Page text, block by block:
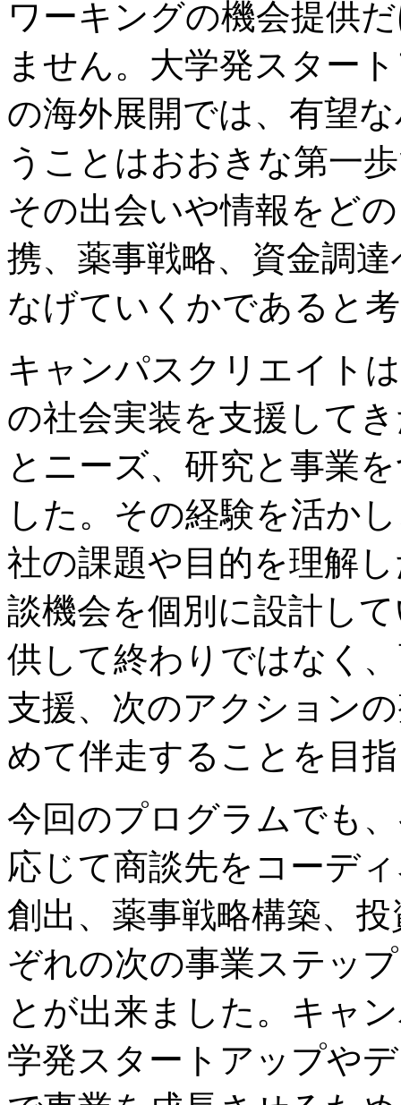
ワーキングの機会提供
ません。大学発スター
の海外展開では、有望
うことはおおきな第一
その出会いや情報をど
携、薬事戦略、資金調
なげていくかであると
キャンパスクリエイト
の社会実装を支援して
とニーズ、研究と事業
した。その経験を活か
社の課題や目的を理解
談機会を個別に設計し
供して終わりではなく
支援、次のアクション
めて伴走することを目
今回のプログラムでも
応じて商談先をコーデ
創出、薬事戦略構築、
ぞれの次の事業ステッ
とが出来ました。キャ
学発スタートアップや